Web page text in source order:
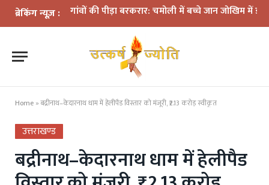
ब्रेकिंग न्यूज़ :
सीमांत गांवों की पीड़ा बरकरार: चमोली में बच्चे जान जोखिम में डालकर पार
Home »बद्रीनाथ–केदारनाथ धाम में हेलीपैड विस्तार को मंजूरी, ₹2.13 करोड़ स्वीकृत
उत्तराखण्ड
बद्रीनाथ–केदारनाथ धाम में हेलीपैड